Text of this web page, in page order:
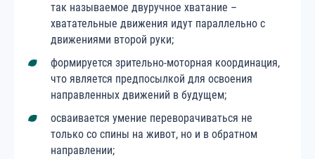
так называемое двуручное хватание –
хватательные движения идут параллельно с
движениями второй руки;
формируется зрительно-моторная координация,
что является предпосылкой для освоения
направленных движений в будущем;
осваивается умение переворачиваться не
только со спины на живот, но и в обратном
направлении;